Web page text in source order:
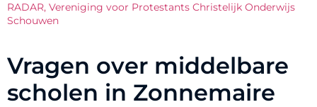
RADAR, Vereniging voor Protestants Christelijk Onderwijs
Schouwen
Vragen over middelbare
scholen in Zonnemaire